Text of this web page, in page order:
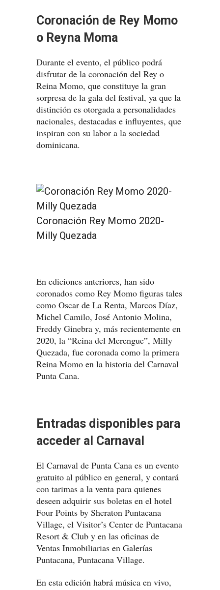
Coronación de Rey Momo
o Reyna Moma
Durante el evento, el público podrá
disfrutar de la coronación del Rey o
Reina Momo, que constituye la gran
sorpresa de la gala del festival, ya que la
distinción es otorgada a personalidades
nacionales, destacadas e influyentes, que
inspiran con su labor a la sociedad
dominicana.
Coronación Rey Momo 2020-
Milly Quezada
En ediciones anteriores, han sido
coronados como Rey Momo figuras tales
como Oscar de La Renta, Marcos Díaz,
Michel Camilo, José Antonio Molina,
Freddy Ginebra y, más recientemente en
2020, la “Reina del Merengue”, Milly
Quezada, fue coronada como la primera
Reina Momo en la historia del Carnaval
Punta Cana.
Entradas disponibles para
acceder al Carnaval
El Carnaval de Punta Cana es un evento
gratuito al público en general, y contará
con tarimas a la venta para quienes
deseen adquirir sus boletas en el hotel
Four Points by Sheraton Puntacana
Village, el Visitor’s Center de Puntacana
Resort & Club y en las oficinas de
Ventas Inmobiliarias en Galerías
Puntacana, Puntacana Village.
En esta edición habrá música en vivo,